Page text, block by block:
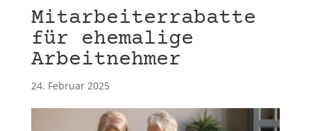
Mitarbeiterrabatte
für ehemalige
Arbeitnehmer
24. Februar 2025